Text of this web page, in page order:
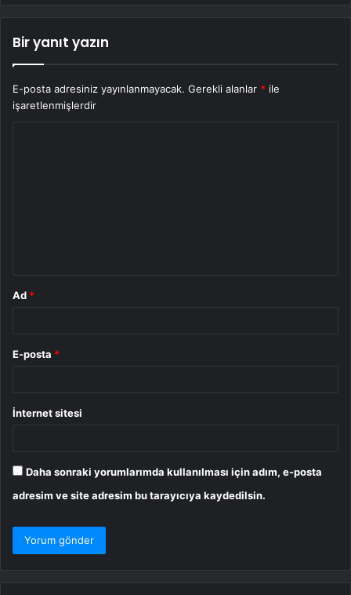
Bir yanıt yazın
E-posta adresiniz yayınlanmayacak. Gerekli alanlar * ile
işaretlenmişlerdir
Ad *
E-posta *
İnternet sitesi
Daha sonraki yorumlarımda kullanılması için adım, e-posta
adresim ve site adresim bu tarayıcıya kaydedilsin.